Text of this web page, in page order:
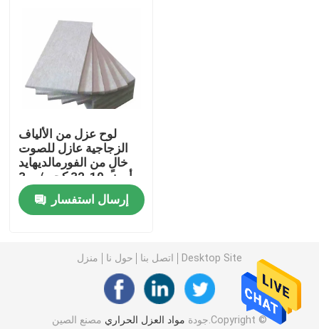
لوحة ساندويتش EPS
لوح الصوف الصخري
مجلس العزل XPS
غشاء العزل المائي
أنبوب عزل رغوة المطاط
أنبوب الصوف الصخري
لوح عزل من الألياف
الزجاجية عازل للصوت
خالٍ من الفورمالديهايد
أبيض 10-32 كجم / م 3
إرسال استفسار
منزل حول نا اتصل بنا Desktop Site
جودة مواد العزل الحراري مصنع الصين.Copyright ©